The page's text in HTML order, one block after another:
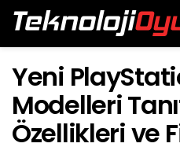
Yeni
Modelleri
Özellikleri ve